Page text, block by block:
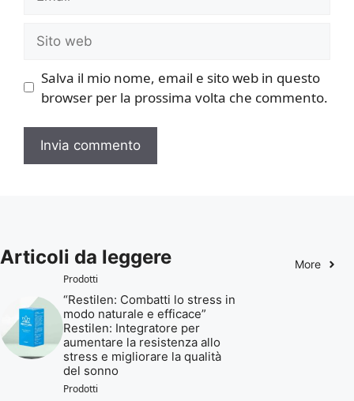
web
Salva il mio nome, email e sito web in questo
browser per la prossima volta che commento.
Articoli da leggere
More
Prodotti
“Restilen: Combatti lo stress in
modo naturale e efficace”
Restilen: Integratore per
aumentare la resistenza allo
stress e migliorare la qualità
del sonno
Prodotti